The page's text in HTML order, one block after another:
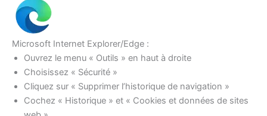
Microsoft Internet Explorer/Edge :
Ouvrez le menu « Outils » en haut à droite
Choisissez « Sécurité »
Cliquez sur « Supprimer l’historique de navigation »
Cochez « Historique » et « Cookies et données de sites